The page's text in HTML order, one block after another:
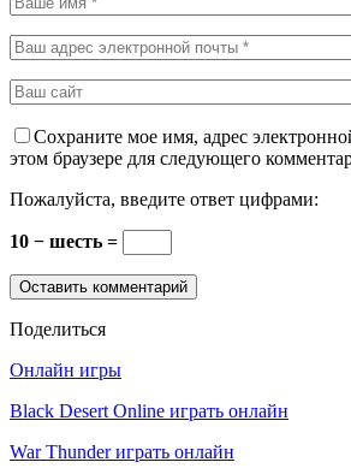
Сохраните мое имя, адрес
этом браузере для следующего
Пожалуйста, введите ответ цифрами:
10 − шесть =
Поделиться
Онлайн игры
Black Desert Online играть онлайн
War Thunder играть онлайн